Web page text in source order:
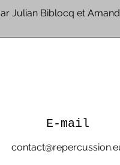
Julian Biblocq et
E-mail